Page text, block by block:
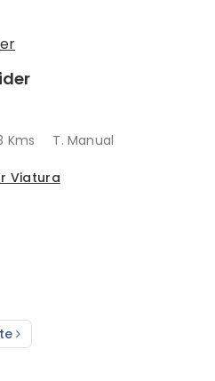
Kms T. Manual
Viatura